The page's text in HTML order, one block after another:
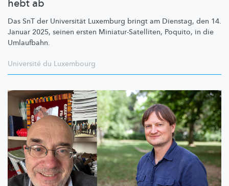
hebt ab
Das SnT der Universität Luxemburg bringt am Dienstag, den 14.
Januar 2025, seinen ersten Miniatur-Satelliten, Poquito, in die
Umlaufbahn.
Université du Luxembourg